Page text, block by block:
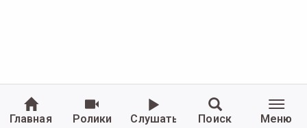
Главная Ролики Слушать Поиск Меню